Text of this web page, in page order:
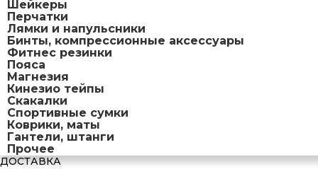
Шейкеры
Перчатки
Лямки и напульсники
Бинты, компрессионные аксессуары
Фитнес резинки
Пояса
Магнезия
Кинезио тейпы
Скакалки
Спортивные сумки
Коврики, маты
Гантели, штанги
Прочее
ДОСТАВКА